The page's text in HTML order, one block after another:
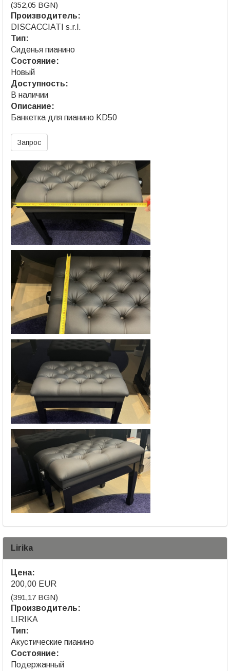
(352,05 BGN)
Производитель:
DISCACCIATI s.r.l.
Тип:
Сиденья пианино
Состояние:
Новый
Доступность:
В наличии
Описание:
Банкетка для пианино KD50
Запрос
Lirika
Цена:
200,00 EUR
(391,17 BGN)
Производитель:
LIRIKA
Тип:
Акустические пианино
Состояние:
Подержанный